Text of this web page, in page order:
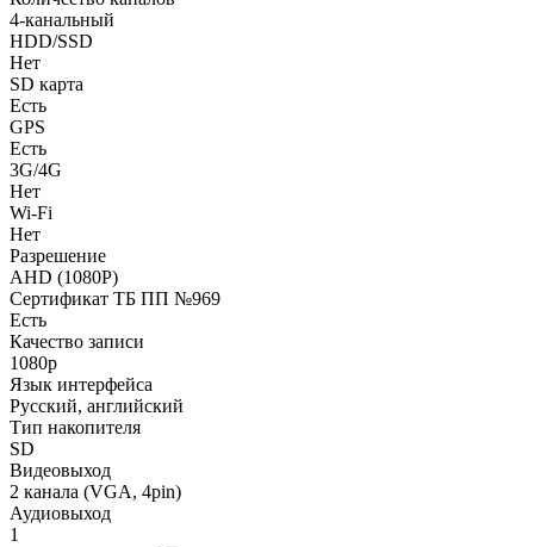
4-канальный
HDD/SSD
Нет
SD карта
Есть
GPS
Есть
3G/4G
Нет
Wi-Fi
Нет
Разрешение
AHD (1080P)
Сертификат ТБ ПП №969
Есть
Качество записи
1080p
Язык интерфейса
Русский, английский
Тип накопителя
SD
Видеовыход
2 канала (VGA, 4pin)
Аудиовыход
1